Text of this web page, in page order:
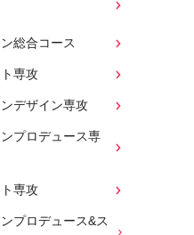
総合コース
専攻
デザイン専攻
プロデュース専
専攻
プロデュース&ス